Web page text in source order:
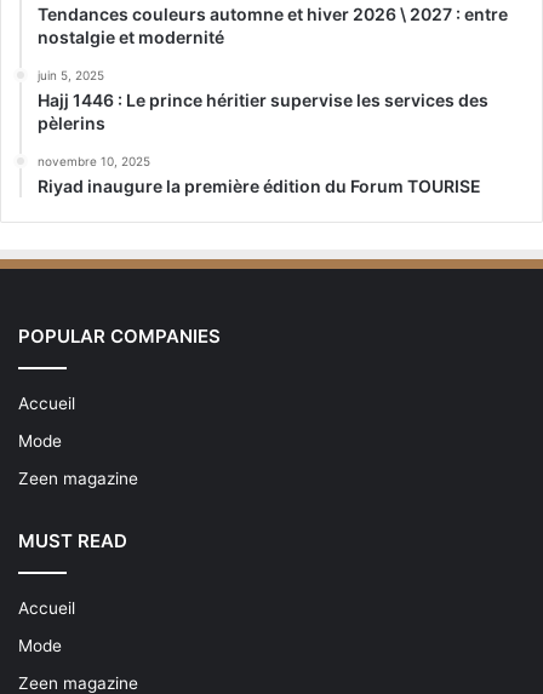
Tendances couleurs automne et hiver 2026 \ 2027 : entre
nostalgie et modernité
juin 5, 2025
Hajj 1446 : Le prince héritier supervise les services des
pèlerins
novembre 10, 2025
Riyad inaugure la première édition du Forum TOURISE
POPULAR COMPANIES
Accueil
Mode
Zeen magazine
MUST READ
Accueil
Mode
Zeen magazine